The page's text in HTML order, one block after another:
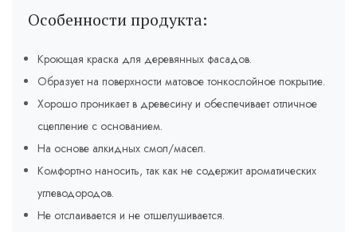
Особенности продукта:
Кроющая краска для деревянных фасадов.
Образует на поверхности матовое тонкослойное покрытие.
Хорошо проникает в древесину и обеспечивает отличное
сцепление с основанием.
На основе алкидных смол/масел.
Комфортно наносить, так как не содержит ароматических
углеводородов.
Не отслаивается и не отшелушивается.